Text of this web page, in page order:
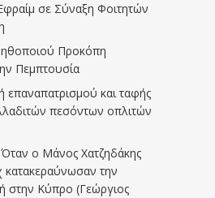
σε Σύναξη Φοιτητών
Προκόπη
Πεμπτουσία
επαναπατρισμού και ταφής
πεσόντων οπλιτών
ο Μάνος Χατζηδάκης
κατακεραύνωσαν την
στην Κύπρο (Γεώργιος